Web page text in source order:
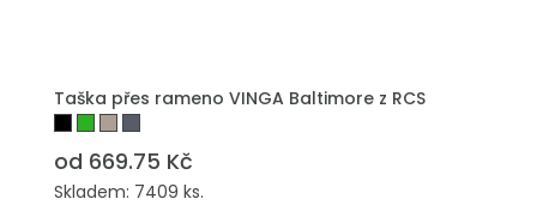
Taška přes rameno VINGA Baltimore z RCS
od 669.75 Kč
Skladem: 7409 ks.